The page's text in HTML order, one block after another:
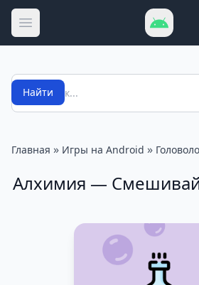
Открыть меню
Поиск
Найти
Главная » Игры на Android »
Алхимия —